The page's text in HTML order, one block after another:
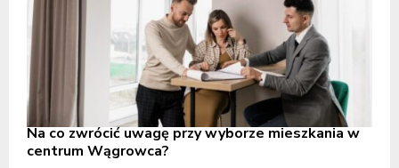
Na co zwrócić uwagę przy wyborze mieszkania w
centrum Wągrowca?